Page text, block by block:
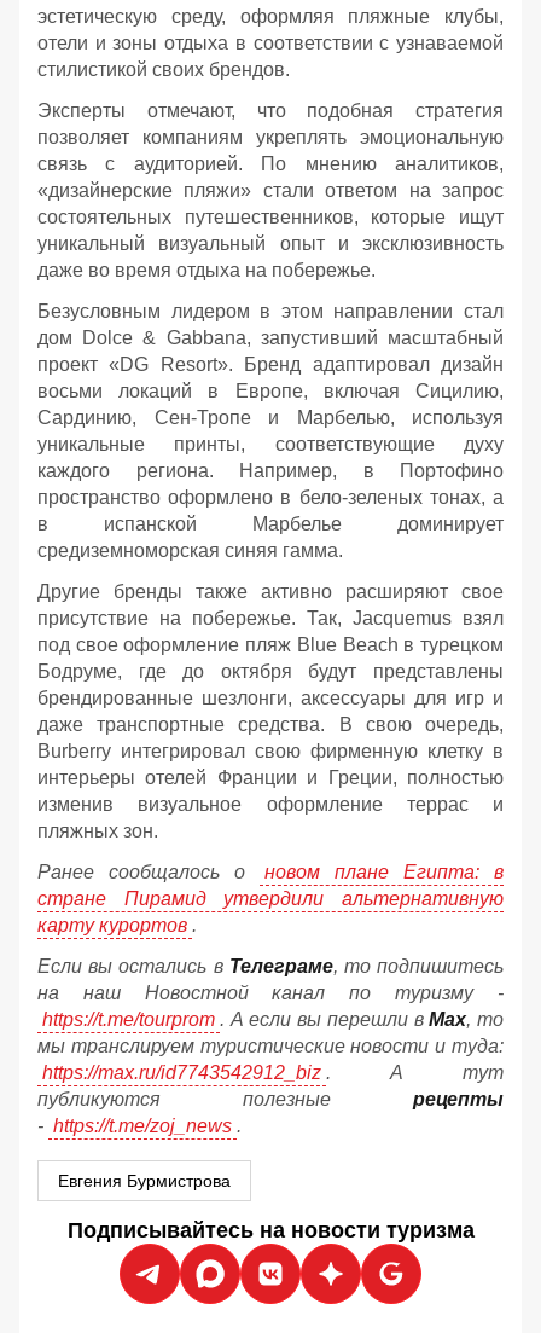
эстетическую среду, оформляя пляжные клубы,
отели и зоны отдыха в соответствии с узнаваемой
стилистикой своих брендов.
Эксперты отмечают, что подобная стратегия
позволяет компаниям укреплять эмоциональную
связь с аудиторией. По мнению аналитиков,
«дизайнерские пляжи» стали ответом на запрос
состоятельных путешественников, которые ищут
уникальный визуальный опыт и эксклюзивность
даже во время отдыха на побережье.
Безусловным лидером в этом направлении стал
дом Dolce & Gabbana, запустивший масштабный
проект «DG Resort». Бренд адаптировал дизайн
восьми локаций в Европе, включая Сицилию,
Сардинию, Сен-Тропе и Марбелью, используя
уникальные принты, соответствующие духу
каждого региона. Например, в Портофино
пространство оформлено в бело-зеленых тонах, а
в испанской Марбелье доминирует
средиземноморская синяя гамма.
Другие бренды также активно расширяют свое
присутствие на побережье. Так, Jacquemus взял
под свое оформление пляж Blue Beach в турецком
Бодруме, где до октября будут представлены
брендированные шезлонги, аксессуары для игр и
даже транспортные средства. В свою очередь,
Burberry интегрировал свою фирменную клетку в
интерьеры отелей Франции и Греции, полностью
изменив визуальное оформление террас и
пляжных зон.
Ранее сообщалось о
новом плане Египта: в
стране Пирамид утвердили альтернативную
карту курортов .
Если вы остались в Телеграме, то подпишитесь
на наш Новостной канал по туризму -
https://t.me/tourprom . А если вы перешли вМах, то
мы транслируем туристические новости и туда:
https://max.ru/id7743542912_biz . А тут
публикуются полезные рецепты
- https://t.me/zoj_news .
Евгения Бурмистрова
Подписывайтесь на новости туризма